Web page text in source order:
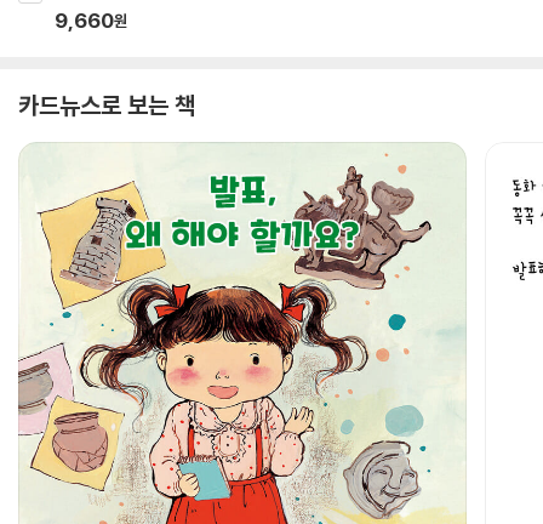
9,660원
카드뉴스로 보는 책